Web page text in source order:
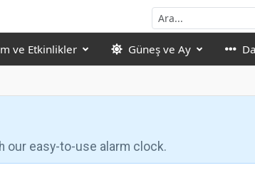
ve Etkinlikler Güneş ve Ay
our easy-to-use alarm clock.